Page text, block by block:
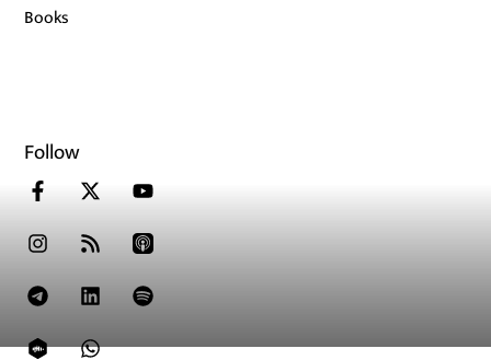
Books
Follow